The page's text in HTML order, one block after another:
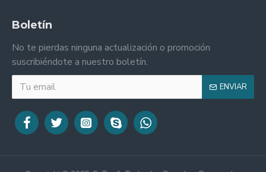
Boletín
No te pierdas ninguna actualización o promoción
suscribiéndote a nuestro boletín.
ENVIAR